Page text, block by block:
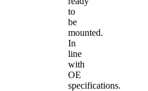
to
be
mounted.
In
line
with
OE
specifications.